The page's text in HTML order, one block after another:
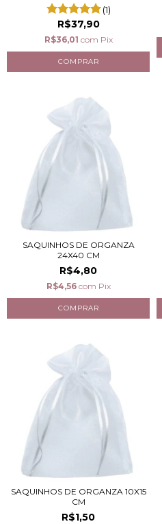
(1)
R$37,90
R$36,01 com Pix
SAQUINHOS DE ORGANZA
24X40 CM
R$4,80
R$4,56 com Pix
SAQUINHOS DE ORGANZA 10X15
CM
R$1,50